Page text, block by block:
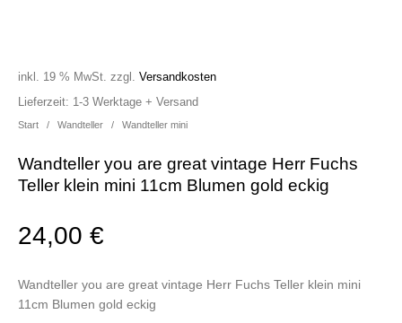
Start / Wandteller / Wandteller mini
Wandteller you are great vintage Herr Fuchs
Teller klein mini 11cm Blumen gold eckig
24,00€
inkl. 19 % MwSt. zzgl.Versandkosten
Wandteller you are great vintage Herr Fuchs Teller klein mini
11cm Blumen gold eckig
Lieferzeit: 1-3 Werktage + Versand